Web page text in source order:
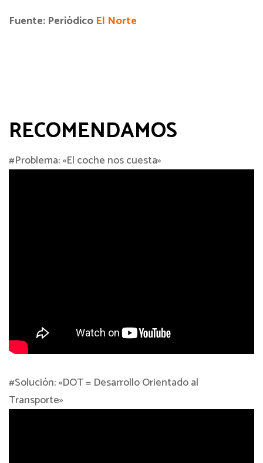
Fuente: Periódico El Norte
RECOMENDAMOS
‪#‎Problema‬: «El coche nos cuesta»
‪#‎Solución‬: «DOT = Desarrollo Orientado al
Transporte»